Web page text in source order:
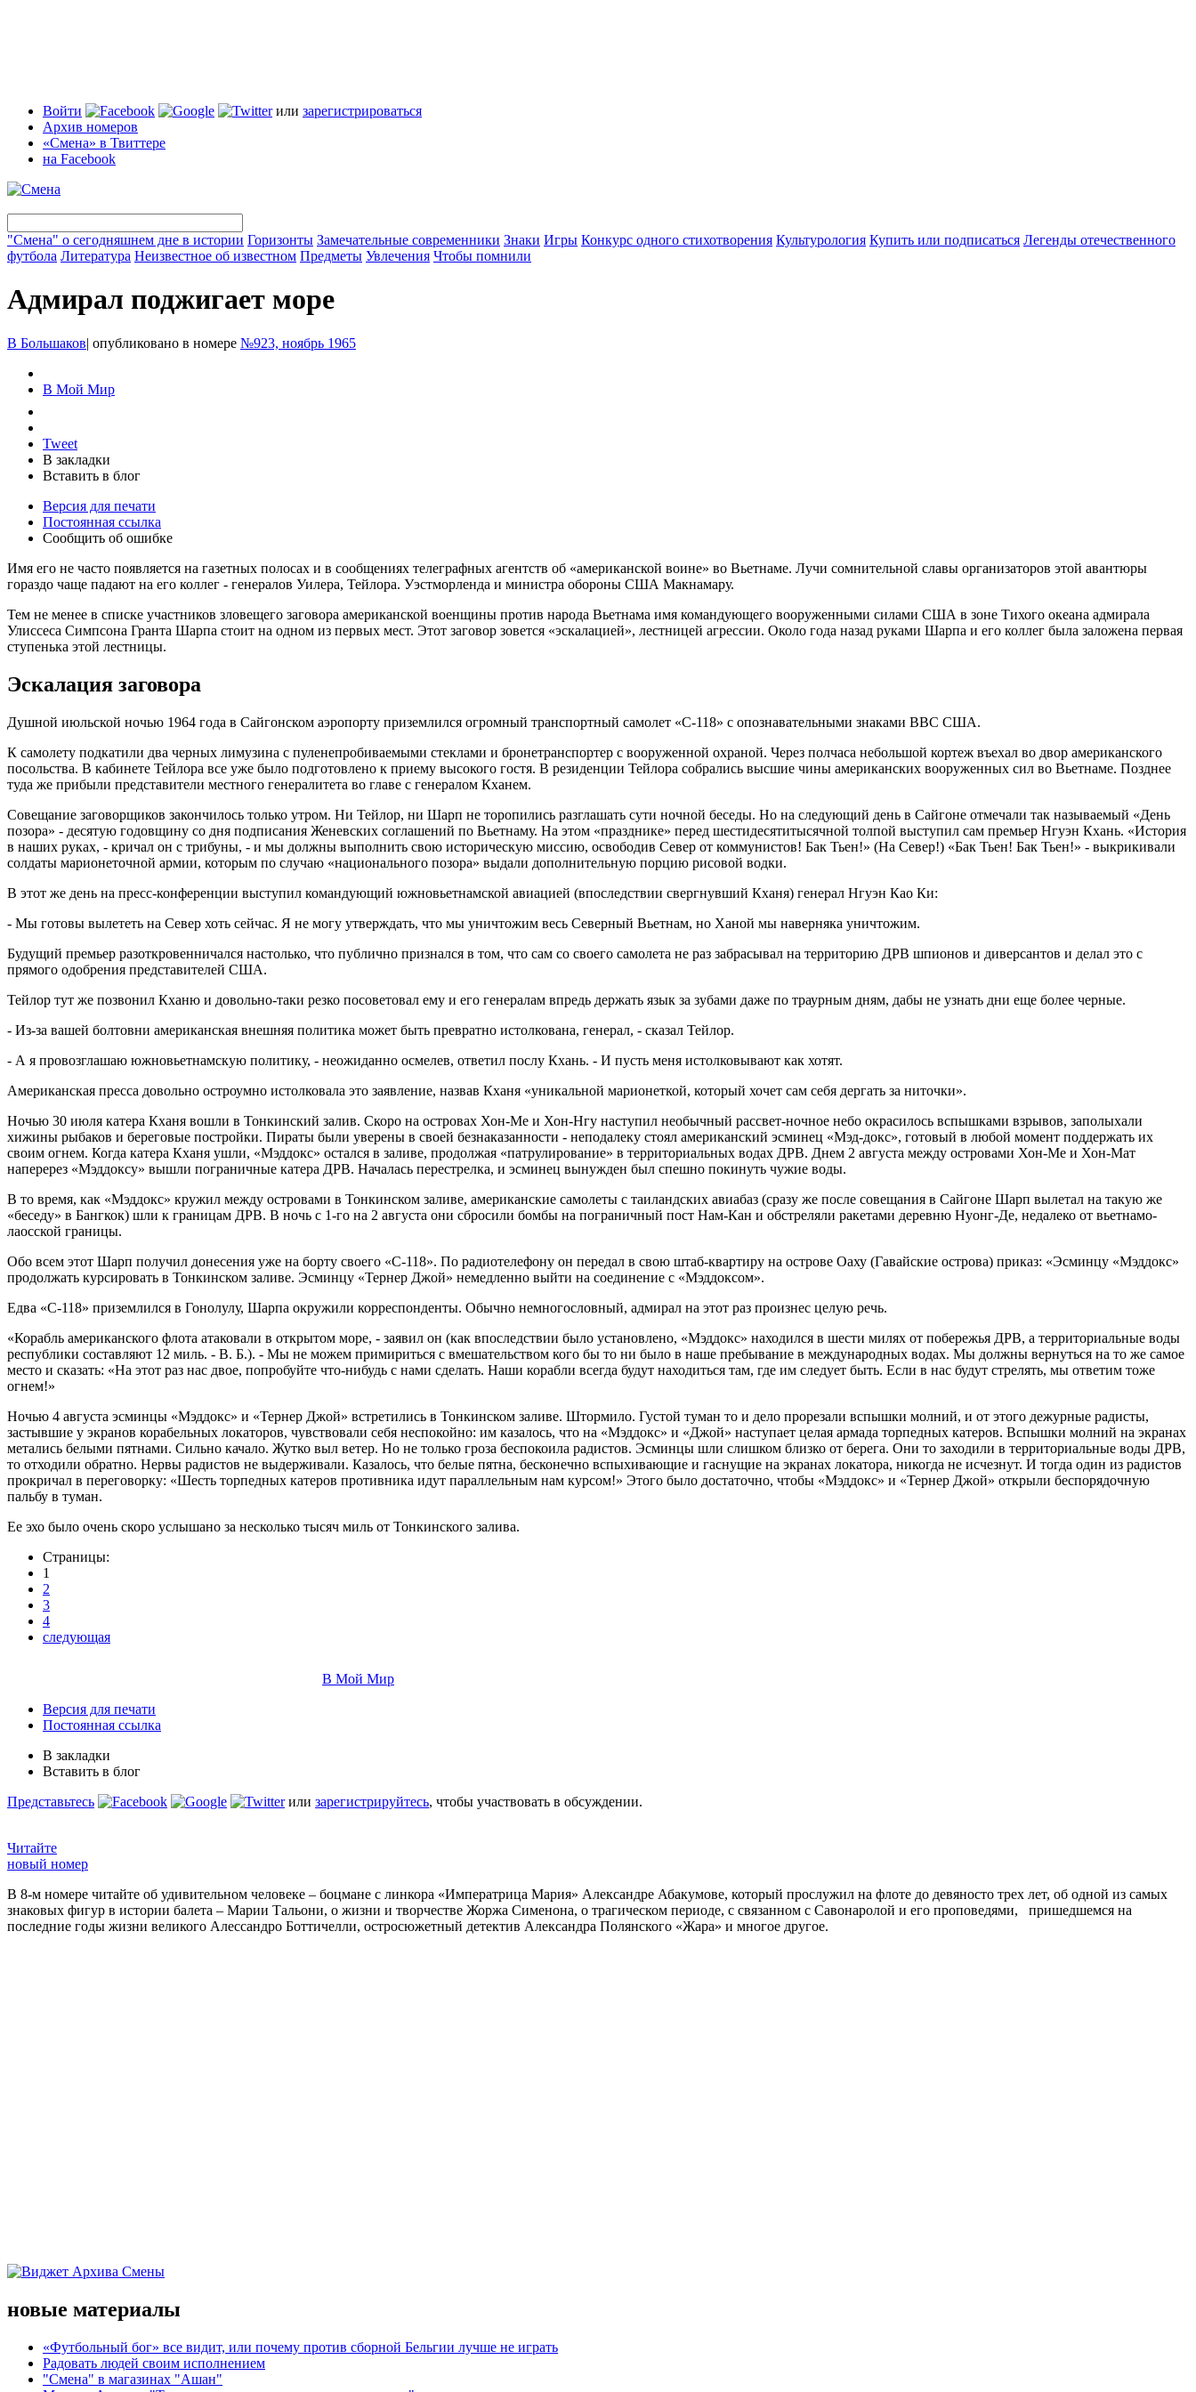
Войти или зарегистрироваться
Архив номеров
«Смена» в Твиттере
на Facebook
"Смена" о сегодняшнем дне в истории Горизонты Замечательные современники Знаки Игры Конкурс одного стихотворения Культурология Купить или подписаться Легенды отечественного
футбола Литература Неизвестное об известном Предметы Увлечения Чтобы помнили
Адмирал поджигает море
В Большаков| опубликовано в номере №923, ноябрь 1965
В Мой Мир
Tweet
В закладки
Вставить в блог
Версия для печати
Постоянная ссылка
Сообщить об ошибке
Имя его не часто появляется на газетных полосах и в сообщениях телеграфных агентств об «американской воине» во Вьетнаме. Лучи сомнительной славы организаторов этой авантюры
гораздо чаще падают на его коллег - генералов Уилера, Тейлора. Уэстморленда и министра обороны США Макнамару.
Тем не менее в списке участников зловещего заговора американской военщины против народа Вьетнама имя командующего вооруженными силами США в зоне Тихого океана адмирала
Улиссеса Симпсона Гранта Шарпа стоит на одном из первых мест. Этот заговор зовется «эскалацией», лестницей агрессии. Около года назад руками Шарпа и его коллег была заложена первая
ступенька этой лестницы.
Эскалация заговора
Душной июльской ночью 1964 года в Сайгонском аэропорту приземлился огромный транспортный самолет «С-118» с опознавательными знаками ВВС США.
К самолету подкатили два черных лимузина с пуленепробиваемыми стеклами и бронетранспортер с вооруженной охраной. Через полчаса небольшой кортеж въехал во двор американского
посольства. В кабинете Тейлора все уже было подготовлено к приему высокого гостя. В резиденции Тейлора собрались высшие чины американских вооруженных сил во Вьетнаме. Позднее
туда же прибыли представители местного генералитета во главе с генералом Кханем.
Совещание заговорщиков закончилось только утром. Ни Тейлор, ни Шарп не торопились разглашать сути ночной беседы. Но на следующий день в Сайгоне отмечали так называемый «День
позора» - десятую годовщину со дня подписания Женевских соглашений по Вьетнаму. На этом «празднике» перед шестидесятитысячной толпой выступил сам премьер Нгуэн Кхань. «История
в наших руках, - кричал он с трибуны, - и мы должны выполнить свою историческую миссию, освободив Север от коммунистов! Бак Тьен!» (На Север!) «Бак Тьен! Бак Тьен!» - выкрикивали
солдаты марионеточной армии, которым по случаю «национального позора» выдали дополнительную порцию рисовой водки.
В этот же день на пресс-конференции выступил командующий южновьетнамской авиацией (впоследствии свергнувший Кханя) генерал Нгуэн Као Ки:
- Мы готовы вылететь на Север хоть сейчас. Я не могу утверждать, что мы уничтожим весь Северный Вьетнам, но Ханой мы наверняка уничтожим.
Будущий премьер разоткровенничался настолько, что публично признался в том, что сам со своего самолета не раз забрасывал на территорию ДРВ шпионов и диверсантов и делал это с
прямого одобрения представителей США.
Тейлор тут же позвонил Кханю и довольно-таки резко посоветовал ему и его генералам впредь держать язык за зубами даже по траурным дням, дабы не узнать дни еще более черные.
- Из-за вашей болтовни американская внешняя политика может быть превратно истолкована, генерал, - сказал Тейлор.
- А я провозглашаю южновьетнамскую политику, - неожиданно осмелев, ответил послу Кхань. - И пусть меня истолковывают как хотят.
Американская пресса довольно остроумно истолковала это заявление, назвав Кханя «уникальной марионеткой, который хочет сам себя дергать за ниточки».
Ночью 30 июля катера Кханя вошли в Тонкинский залив. Скоро на островах Хон-Ме и Хон-Нгу наступил необычный рассвет-ночное небо окрасилось вспышками взрывов, заполыхали
хижины рыбаков и береговые постройки. Пираты были уверены в своей безнаказанности - неподалеку стоял американский эсминец «Мэд-докс», готовый в любой момент поддержать их
своим огнем. Когда катера Кханя ушли, «Мэддокс» остался в заливе, продолжая «патрулирование» в территориальных водах ДРВ. Днем 2 августа между островами Хон-Ме и Хон-Мат
наперерез «Мэддоксу» вышли пограничные катера ДРВ. Началась перестрелка, и эсминец вынужден был спешно покинуть чужие воды.
В то время, как «Мэддокс» кружил между островами в Тонкинском заливе, американские самолеты с таиландских авиабаз (сразу же после совещания в Сайгоне Шарп вылетал на такую же
«беседу» в Бангкок) шли к границам ДРВ. В ночь с 1-го на 2 августа они сбросили бомбы на пограничный пост Нам-Кан и обстреляли ракетами деревню Нуонг-Де, недалеко от вьетнамо-
лаосской границы.
Обо всем этот Шарп получил донесения уже на борту своего «С-118». По радиотелефону он передал в свою штаб-квартиру на острове Оаху (Гавайские острова) приказ: «Эсминцу «Мэддокс»
продолжать курсировать в Тонкинском заливе. Эсминцу «Тернер Джой» немедленно выйти на соединение с «Мэддоксом».
Едва «С-118» приземлился в Гонолулу, Шарпа окружили корреспонденты. Обычно немногословный, адмирал на этот раз произнес целую речь.
«Корабль американского флота атаковали в открытом море, - заявил он (как впоследствии было установлено, «Мэддокс» находился в шести милях от побережья ДРВ, а территориальные воды
республики составляют 12 миль. - В. Б.). - Мы не можем примириться с вмешательством кого бы то ни было в наше пребывание в международных водах. Мы должны вернуться на то же самое
место и сказать: «На этот раз нас двое, попробуйте что-нибудь с нами сделать. Наши корабли всегда будут находиться там, где им следует быть. Если в нас будут стрелять, мы ответим тоже
огнем!»
Ночью 4 августа эсминцы «Мэддокс» и «Тернер Джой» встретились в Тонкинском заливе. Штормило. Густой туман то и дело прорезали вспышки молний, и от этого дежурные радисты,
застывшие у экранов корабельных локаторов, чувствовали себя неспокойно: им казалось, что на «Мэддокс» и «Джой» наступает целая армада торпедных катеров. Вспышки молний на экранах
метались белыми пятнами. Сильно качало. Жутко выл ветер. Но не только гроза беспокоила радистов. Эсминцы шли слишком близко от берега. Они то заходили в территориальные воды ДРВ,
то отходили обратно. Нервы радистов не выдерживали. Казалось, что белые пятна, бесконечно вспыхивающие и гаснущие на экранах локатора, никогда не исчезнут. И тогда один из радистов
прокричал в переговорку: «Шесть торпедных катеров противника идут параллельным нам курсом!» Этого было достаточно, чтобы «Мэддокс» и «Тернер Джой» открыли беспорядочную
пальбу в туман.
Ее эхо было очень скоро услышано за несколько тысяч миль от Тонкинского залива.
Страницы:
1
2
3
4
следующая
В Мой Мир
Версия для печати
Постоянная ссылка
В закладки
Вставить в блог
Представьтесь
или зарегистрируйтесь, чтобы участвовать в обсуждении.
Читайте
новый номер
В 8-м номере читайте об удивительном человеке – боцмане с линкора «Императрица Мария» Александре Абакумове, который прослужил на флоте до девяносто трех лет, об одной из самых
знаковых фигур в истории балета – Марии Тальони, о жизни и творчестве Жоржа Сименона, о трагическом периоде, с связанном с Савонаролой и его проповедями, пришедшемся на
последние годы жизни великого Алессандро Боттичелли, остросюжетный детектив Александра Полянского «Жара» и многое другое.
новые материалы
«Футбольный бог» все видит, или почему против сборной Бельгии лучше не играть
Радовать людей своим исполнением
"Смена" в магазинах "Ашан"